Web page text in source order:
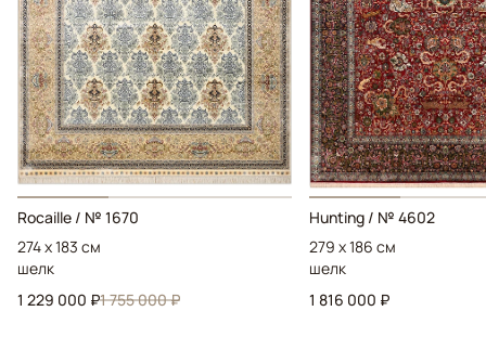
Rocaille / № 1670
274 x 183 см
шелк
1 229 000 ₽1 755 000 ₽
Hunting / № 4602
279 x 186 см
шелк
1 816 000 ₽